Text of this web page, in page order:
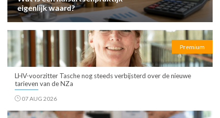
eigenlijk waard?
Premium
LHV-voorzitter Tasche nog steeds verbijsterd over de nieuwe
tarieven van de NZa
07 AUG 2026